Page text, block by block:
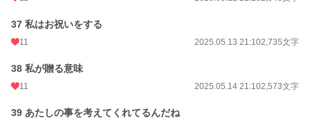
37 私はお祝いをする
11 2025.05.13 21:102,735文字
38 私が贈る意味
11 2025.05.14 21:102,573文字
39 あたしの事を考えてくれてるんだね